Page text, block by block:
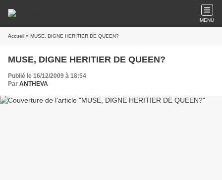
MENU
Accueil » MUSE, DIGNE HERITIER DE QUEEN?
MUSE, DIGNE HERITIER DE QUEEN?
Publié le 16/12/2009 à 18:54
Par ANTHEVA